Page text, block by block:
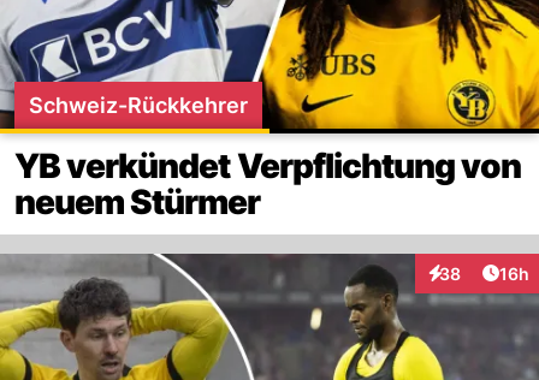
Schweiz-Rückkehrer
YB verkündet Verpflichtung von
neuem Stürmer
38
Interaktionen
16h